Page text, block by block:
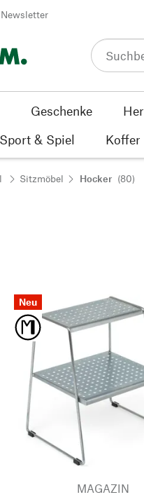
Newsletter
Geschenke
Sport & Spiel
Koffer
Sitzmöbel Hocker (80)
Neu
MAGAZIN